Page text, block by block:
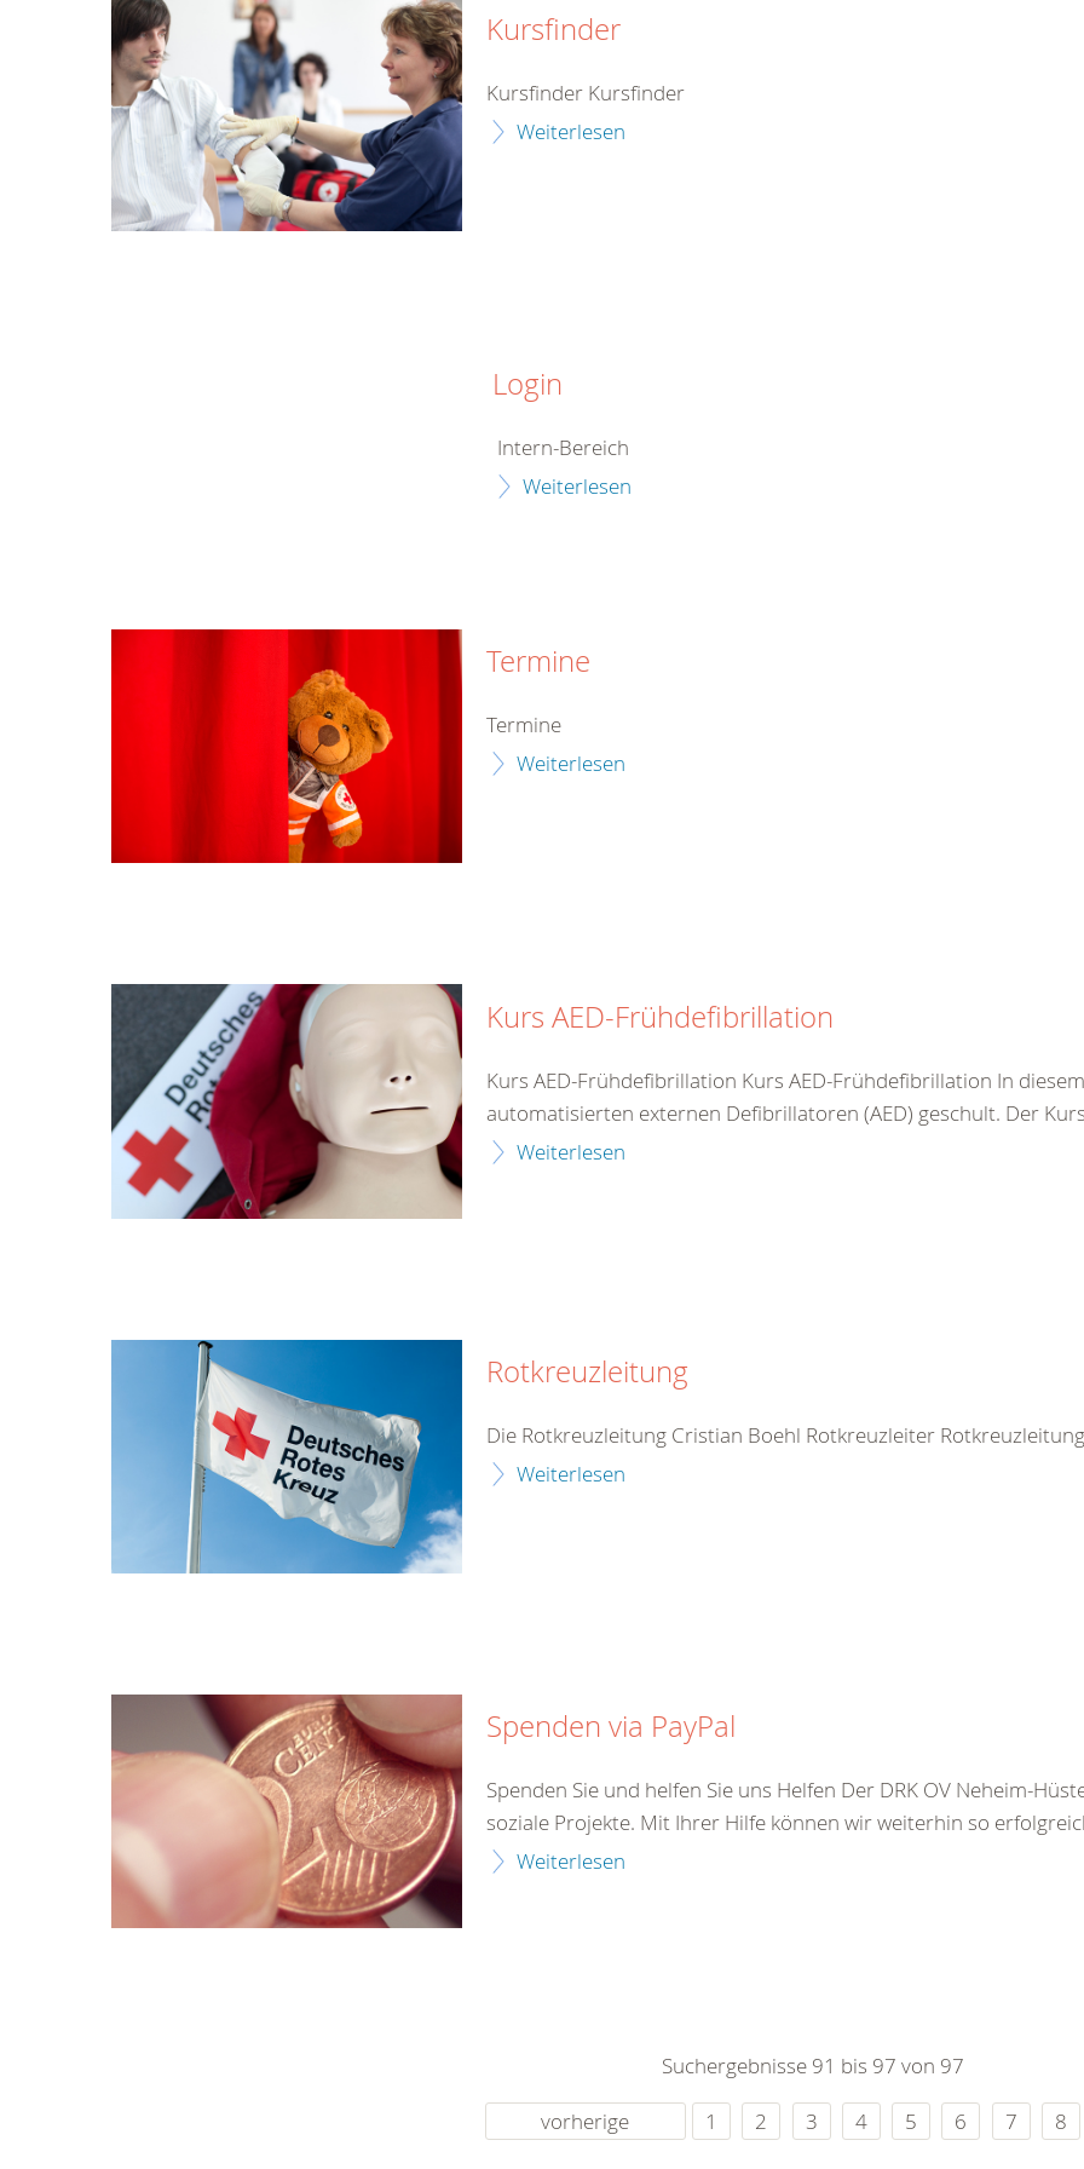
Kursfinder
Kursfinder Kursfinder
Weiterlesen
Login
Intern-Bereich
Weiterlesen
Termine
Termine
Weiterlesen
Kurs AED-Frühdefibrillation
Kurs AED-Frühdefibrillation Kurs AED-Frühdefibrillation In
automatisierten externen Defibrillatoren (AED) geschult. Der
Weiterlesen
Rotkreuzleitung
Die Rotkreuzleitung Cristian Boehl Rotkreuzleiter
Weiterlesen
Spenden via PayPal
Spenden Sie und helfen Sie uns Helfen Der DRK OV Neheim-
soziale Projekte. Mit Ihrer Hilfe können wir weiterhin so
Weiterlesen
Suchergebnisse 91 bis 97 von 97
vorherige
1 2 3 4 5 6 7 8